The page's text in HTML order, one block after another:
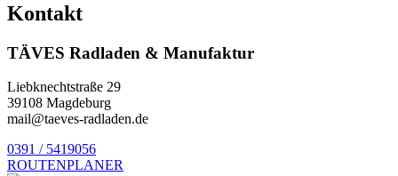
Kontakt
TÄVES Radladen & Manufaktur
Liebknechtstraße 29
39108 Magdeburg
mail@taeves-radladen.de
0391 / 5419056
ROUTENPLANER